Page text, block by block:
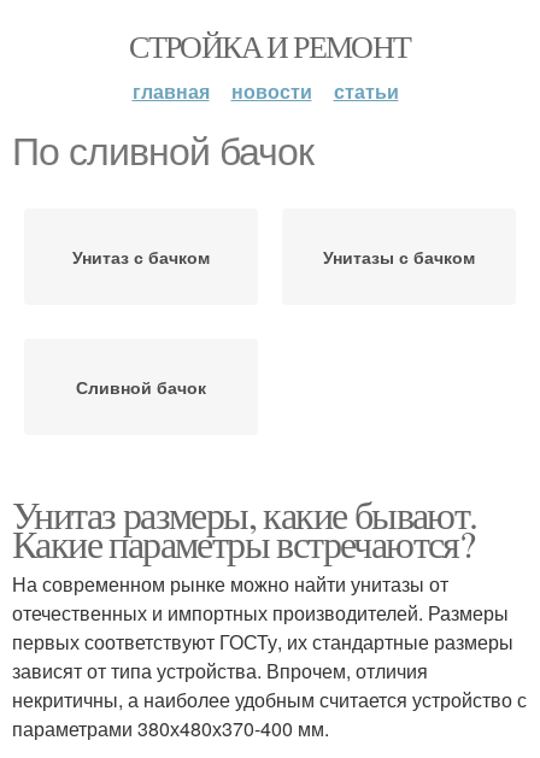
СТРОЙКА И РЕМОНТ
главная новости статьи
По сливной бачок
Унитаз с бачком Унитазы с бачком
Сливной бачок
Унитаз размеры, какие бывают.
Какие параметры встречаются?
На современном рынке можно найти унитазы от
отечественных и импортных производителей. Размеры
первых соответствуют ГОСТу, их стандартные размеры
зависят от типа устройства. Впрочем, отличия
некритичны, а наиболее удобным считается устройство с
параметрами 380х480х370-400 мм.